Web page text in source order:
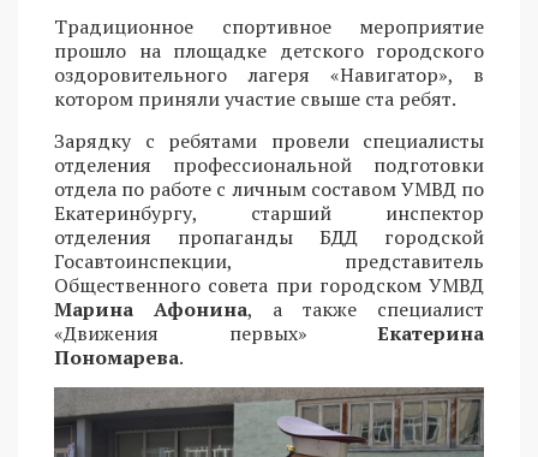
Традиционное спортивное мероприятие
прошло на площадке детского городского
оздоровительного лагеря «Навигатор», в
котором приняли участие свыше ста ребят.
Зарядку с ребятами провели специалисты
отделения профессиональной подготовки
отдела по работе с личным составом УМВД по
Екатеринбургу, старший инспектор
отделения пропаганды БДД городской
Госавтоинспекции, представитель
Общественного совета при городском УМВД
Марина Афонина, а также специалист
«Движения первых» Екатерина
Пономарева.